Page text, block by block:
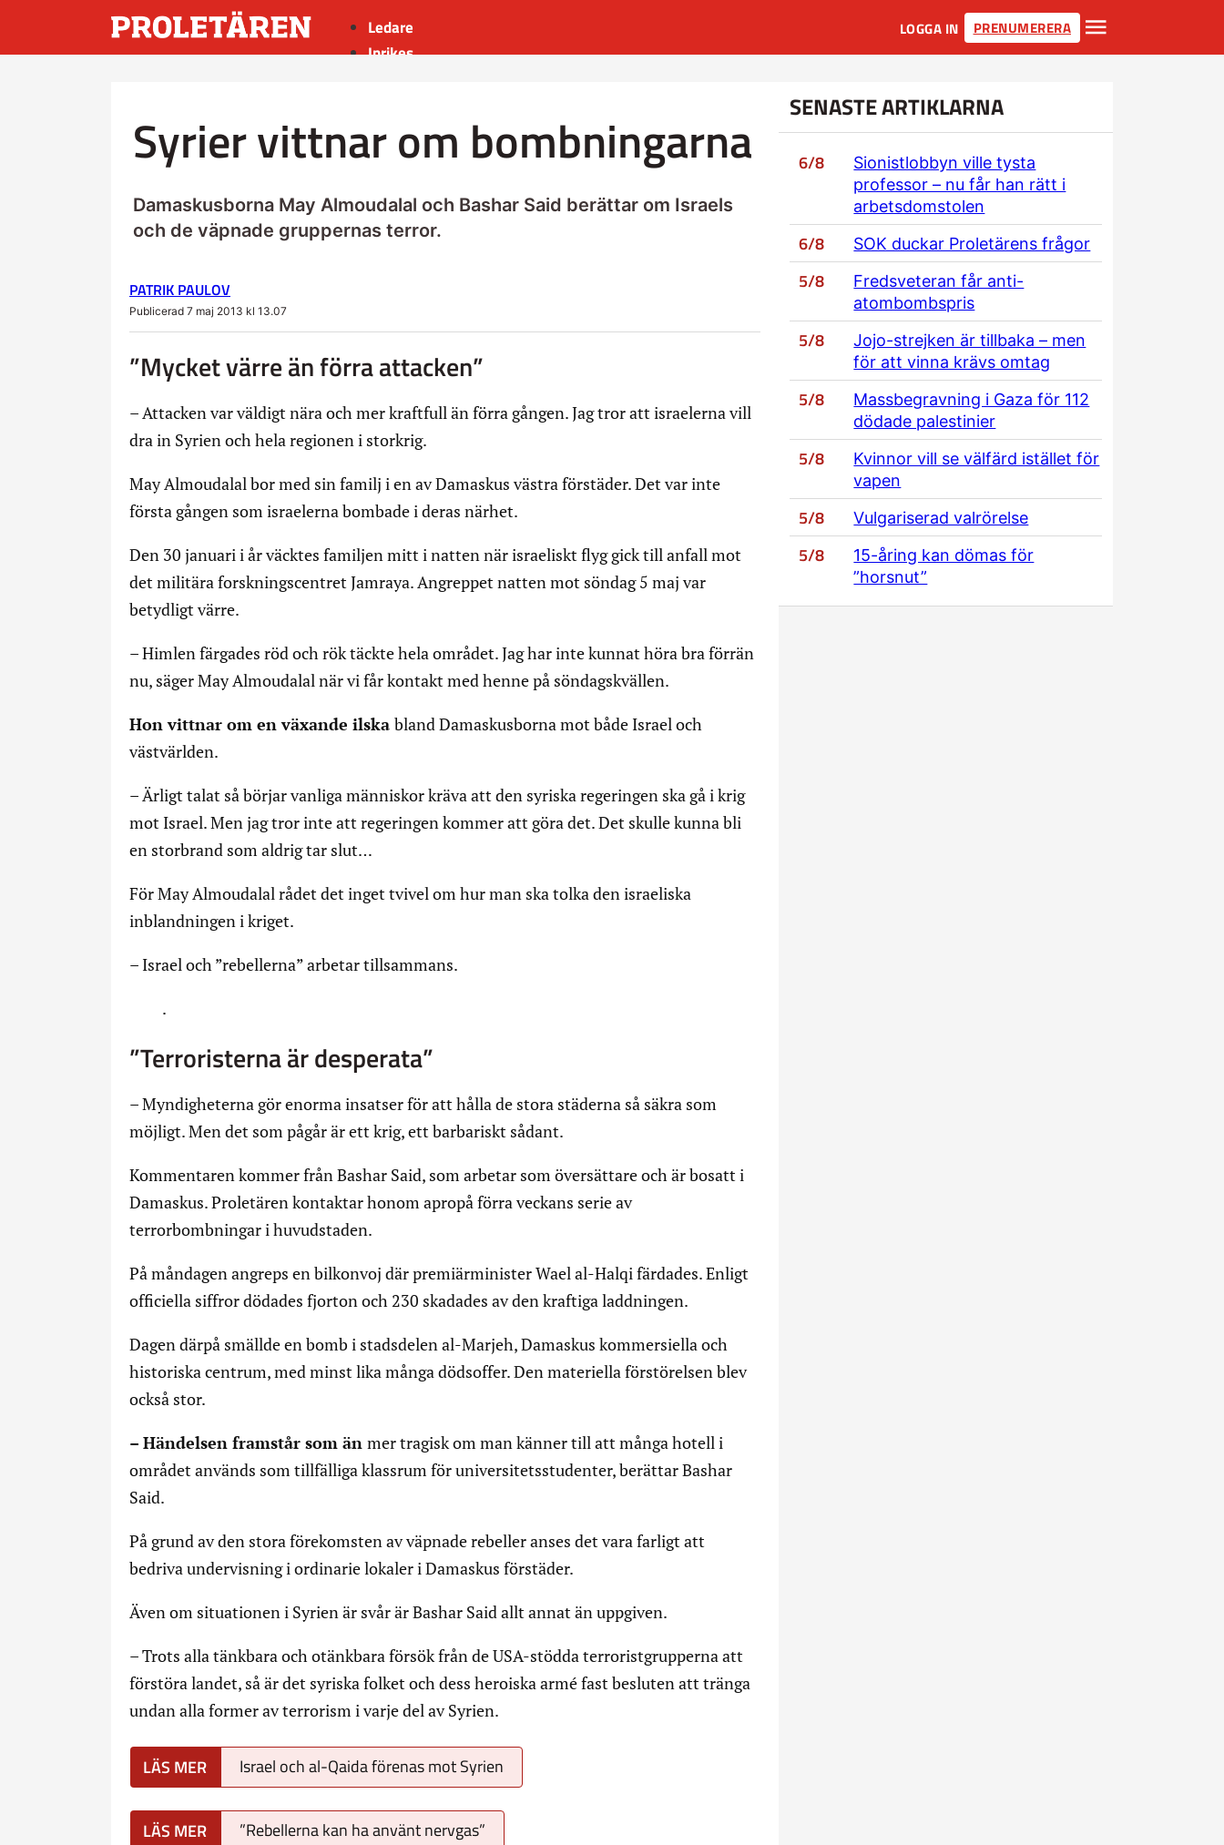
Ledare
Inrikes
Sport
Insänt
LOGGA IN PRENUMERERA
Syrier vittnar om bombningarna
Damaskusborna May Almoudalal och Bashar Said berättar om Israels
och de väpnade gruppernas terror.
PATRIK PAULOV
Publicerad 7 maj 2013 kl 13.07
”Mycket värre än förra attacken”
– Attacken var väldigt nära och mer kraftfull än förra gången. Jag tror att israelerna vill
dra in Syrien och hela regionen i storkrig.
May Almoudalal bor med sin familj i en av Damaskus västra förstäder. Det var inte
första gången som israelerna bombade i deras närhet.
Den 30 januari i år väcktes familjen mitt i natten när israeliskt flyg gick till anfall mot
det militära forskningscentret Jamraya. Angreppet natten mot söndag 5 maj var
betydligt värre.
– Himlen färgades röd och rök täckte hela området. Jag har inte kunnat höra bra förrän
nu, säger May Almoudalal när vi får kontakt med henne på söndagskvällen.
Hon vittnar om en växande ilska bland Damaskusborna mot både Israel och
västvärlden.
– Ärligt talat så börjar vanliga människor kräva att den syriska regeringen ska gå i krig
mot Israel. Men jag tror inte att regeringen kommer att göra det. Det skulle kunna bli
en storbrand som aldrig tar slut…
För May Almoudalal rådet det inget tvivel om hur man ska tolka den israeliska
inblandningen i kriget.
– Israel och ”rebellerna” arbetar tillsammans.
.
”Terroristerna är desperata”
– Myndigheterna gör enorma insatser för att hålla de stora städerna så säkra som
möjligt. Men det som pågår är ett krig, ett barbariskt sådant.
Kommentaren kommer från Bashar Said, som arbetar som översättare och är bosatt i
Damaskus. Proletären kontaktar honom apropå förra veckans serie av
terrorbombningar i huvudstaden.
På måndagen angreps en bilkonvoj där premiärminister Wael al-Halqi färdades. Enligt
officiella siffror dödades fjorton och 230 skadades av den kraftiga laddningen.
Dagen därpå smällde en bomb i stadsdelen al-Marjeh, Damaskus kommersiella och
historiska centrum, med minst lika många dödsoffer. Den materiella förstörelsen blev
också stor.
– Händelsen framstår som än mer tragisk om man känner till att många hotell i
området används som tillfälliga klassrum för universitetsstudenter, berättar Bashar
Said.
På grund av den stora förekomsten av väpnade rebeller anses det vara farligt att
bedriva undervisning i ordinarie lokaler i Damaskus förstäder.
Även om situationen i Syrien är svår är Bashar Said allt annat än uppgiven.
– Trots alla tänkbara och otänkbara försök från de USA-stödda terroristgrupperna att
förstöra landet, så är det syriska folket och dess heroiska armé fast besluten att tränga
undan alla former av terrorism i varje del av Syrien.
Israel och al-Qaida förenas mot Syrien
”Rebellerna kan ha använt nervgas”
SENASTE ARTIKLARNA
6/8
Sionistlobbyn ville tysta
professor – nu får han rätt i
arbetsdomstolen
6/8 SOK duckar Proletärens frågor
5/8
Fredsveteran får anti-
atombombspris
5/8
Jojo-strejken är tillbaka – men
för att vinna krävs omtag
5/8
Massbegravning i Gaza för 112
dödade palestinier
5/8
Kvinnor vill se välfärd istället för
vapen
5/8 Vulgariserad valrörelse
5/8
15-åring kan dömas för
”horsnut”